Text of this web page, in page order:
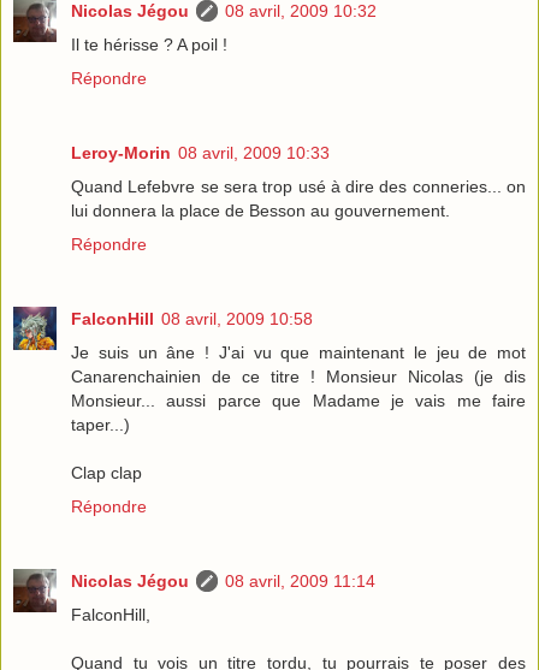
Nicolas Jégou
08 avril, 2009 10:32
Il te hérisse ? A poil !
Répondre
Leroy-Morin 08 avril, 2009 10:33
Quand Lefebvre se sera trop usé à dire des conneries... on
lui donnera la place de Besson au gouvernement.
Répondre
FalconHill 08 avril, 2009 10:58
Je suis un âne ! J'ai vu que maintenant le jeu de mot
Canarenchainien de ce titre ! Monsieur Nicolas (je dis
Monsieur... aussi parce que Madame je vais me faire
taper...)
Clap clap
Répondre
Nicolas Jégou
08 avril, 2009 11:14
FalconHill,
Quand tu vois un titre tordu, tu pourrais te poser des